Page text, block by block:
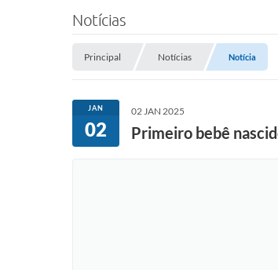
Notícias
Principal Notícias Notícia
JAN
02
02 JAN 2025
Primeiro bebê